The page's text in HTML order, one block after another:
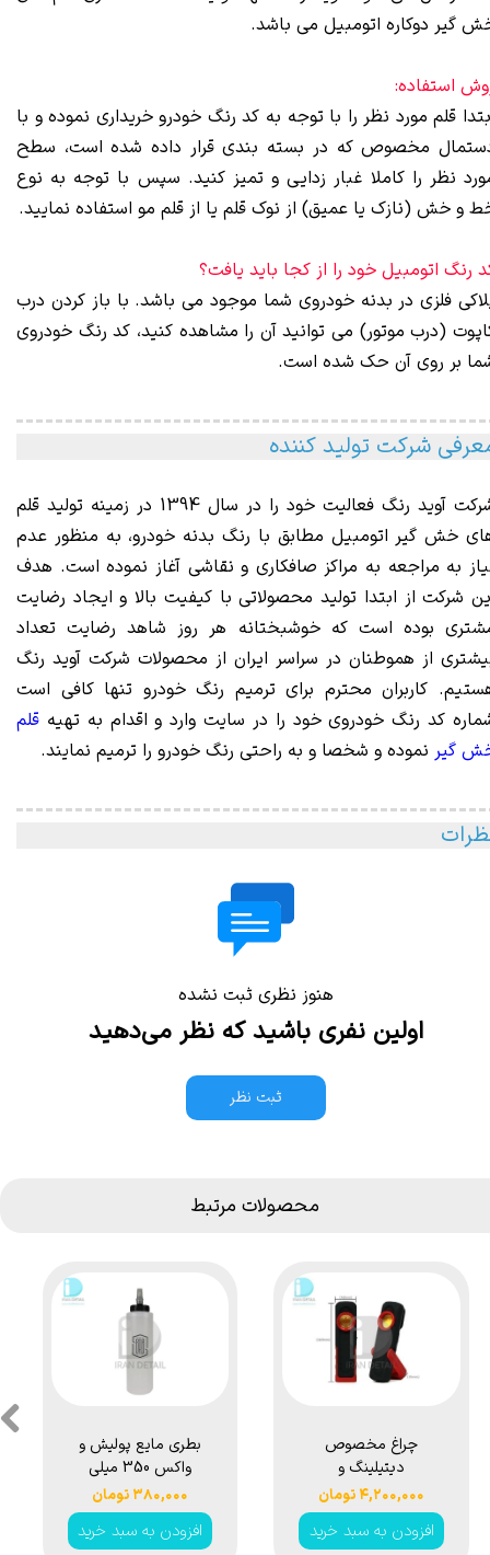
گیر دوکاره اتومبیل می باشد.
استفاده:
قلم مورد نظر را با توجه به کد رنگ خودرو خریداری نموده و با
مخصوص که در بسته بندی قرار داده شده است، سطح
نظر را کاملا غبار زدایی و تمیز کنید. سپس با توجه به نوع
و خش (نازک یا عمیق) از نوک قلم یا از قلم مو استفاده نمایید.
رنگ اتومبیل خود را از کجا باید یافت؟
فلزی در بدنه خودروی شما موجود می باشد. با باز کردن درب
(درب موتور) می توانید آن را مشاهده کنید، کد رنگ خودروی
بر روی آن حک شده است.
شرکت تولید کننده
شرکت آوید رنگ فعالیت خود را در سال 1394 در زمینه تولید قلم
خش گیر اتومبیل مطابق با رنگ بدنه خودرو، به منظور عدم
به مراجعه به مراکز صافکاری و نقاشی آغاز نموده است. هدف
شرکت از ابتدا تولید محصولاتی با کیفیت بالا و ایجاد رضایت
بوده است که خوشبختانه هر روز شاهد رضایت تعداد
از هموطنان در سراسر ایران از محصولات شرکت آوید رنگ
کاربران محترم برای ترمیم رنگ خودرو تنها کافی است
کد رنگ خودروی خود را در سایت وارد و اقدام به تهیه قلم
گیر نموده و شخصا و به راحتی رنگ خودرو را ترمیم نمایند.
هنوز نظری ثبت نشده
اولین نفری باشید که نظر می‌دهید
ثبت نظر
محصولات مرتبط
بطری مایع پولیش و
واکس 350 میلی
لیتری سورین بو
مدل Surainbow
Polish and Wax
۳۸۰,۰۰۰ تومان
افزودن به سبد خرید
چراغ مخصوص
دیتیلینگ و
تشخیص رنگ
سورین بو مدل
Surainbow
۴,۲۰۰,۰۰۰ تومان
افزودن به سبد خرید